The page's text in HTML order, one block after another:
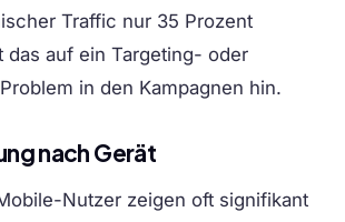
Traffic nur 35 Prozent
das auf ein Targeting- oder
in den Kampagnen hin.
nach Gerät
Nutzer zeigen oft signifikant